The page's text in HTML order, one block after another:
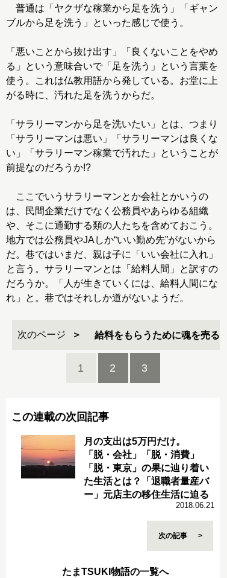
普通は「ヤクザな稼業から足を洗う」「ギャン
ブルから足を洗う」といった感じで使う。
「悪いことから抜け出す」「良くないことをやめ
る」という意味合いで「足を洗う」という言葉を
使う。これは仏教用語から発している。お堂に上
がる時に、汚れた足を洗うからだ。
「サラリーマンから足を洗いたい」とは、つまり
「サラリーマンは悪い」「サラリーマンは良くな
い」「サラリーマン稼業で汚れた」ということが
前提なのだろうか!?
ここでいうサラリーマンとか会社とかいうの
は、民間企業だけでなく公務員やあらゆる組織
や、そこに通勤する類の人たちを含めておこう。
地方では公務員やJAしか“いい勤め先”がないから
だ。巷ではいまだ、親は子に「いい会社に入れ」
と言う。サラリーマンとは「給料人間」と訳すの
だろうか。「人が生きていくには、給料人間にな
れ」と。巷ではそれしか道がないようだ。
次のページ 給料をもらうために魂を売る
1 2 3
この連載の次回記事
月の支出は5万円だけ。
「脱・会社」「脱・消費」
「脱・東京」の果に辿り着い
た生活とは？「退職者量産バ
ー」元店主の移住生活に迫る
2018.06.21
次の記事
たまTSUKI物語の一覧へ